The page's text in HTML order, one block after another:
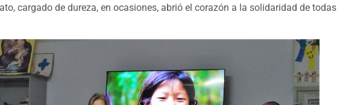
cargado de dureza, en ocasiones, abrió el corazón a la solidaridad de todas